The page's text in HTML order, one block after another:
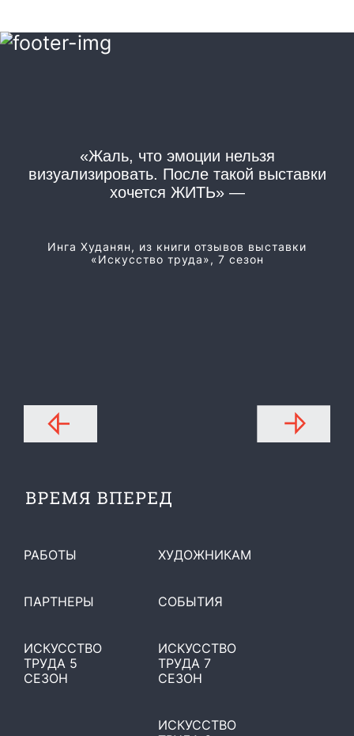
«Жаль, что эмоции нельзя
визуализировать. После такой выставки
хочется ЖИТЬ» —
Инга Худанян, из книги отзывов выставки
«Искусство труда», 7 сезон
РАБОТЫ ХУДОЖНИКАМ
ПАРТНЕРЫ СОБЫТИЯ
ИСКУССТВО
ТРУДА 5
СЕЗОН
ИСКУССТВО
ИСКУССТВО
ТРУДА 7
СЕЗОН